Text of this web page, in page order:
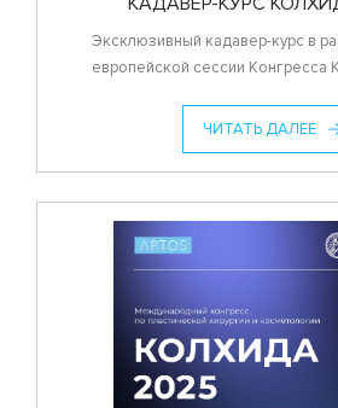
Эксклюзивный кадавер-курс в
европейской сессии Конгресса
ЧИТАТЬ ДАЛЕЕ